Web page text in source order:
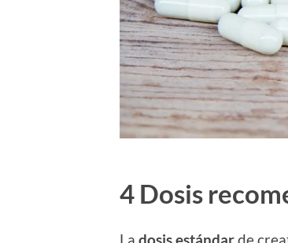
4 Dosis
La dosis estándarde